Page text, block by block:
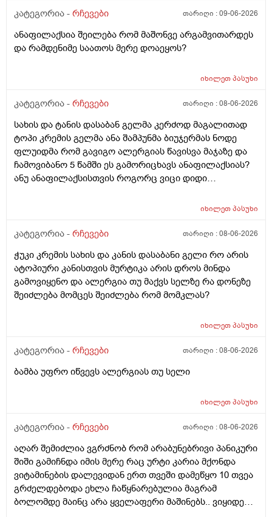
კატეგორია - რჩევები თარიღი :09-06-2026
ანაფილაქსია შეილება რომ მაშონვე არგამვითარდეს
და რამდენიმე საათოს მერე დოაეყოს?
იხილეთპასუხი
კატეგორია - რჩევები თარიღი :08-06-2026
სახის და ტანის დასაბან გელმა კერძოდ მაგალითად
ტოპი კრემის გელმა ანა შამპუნმა ბიუჯერმას ნოდე
ფლუიდმა რომ გავიგო ალერგიას წავისვა მაჯაზე და
ჩამოვიბანო 5 წამში ეს გამორიცხავს ანაფილაქსიას?
ანუ ანაფილაქსისთვის როგორც ვიცი დიდი
ანაფილაქცია განვითარდეს სწორია? ანუ იმ
კონკრეტული რაღაც ნივთიერების მიმართ ეს ტესტი
ტესტი დიდი დიდი გამოყაროს ხო?
იხილეთპასუხი
კატეგორია - რჩევები თარიღი :08-06-2026
ჭუკი კრემის სახის და კანის დასაბანი გელი რო არის
ატოპიური კანისთვის მურტიკა არის დროს მინდა
გამოვიყენო და ალერგია თუ მაქვს სელზე რა დონეზე
შეიძლება მომცეს შეიძლება რომ მომკლას?
იხილეთპასუხი
კატეგორია - რჩევები თარიღი :08-06-2026
ბამბა უფრო იწვევს ალერგიას თუ სელი
იხილეთპასუხი
კატეგორია - რჩევები თარიღი :08-06-2026
აღარ შემიძლია ვგრძნობ რომ არაბუნებრივი პანიკური
შიში გამიჩნდა იმის მერე რაც ურტი კარია მქონდა
ვიტამინების დალევიდან ერთ თვეში დამეწყო 10 თვეა
გრძელდებოდა ეხლა ჩაწყნარებულია მაგრამ
ბოლომდე მაინც არა ყველაფერი მაშინებს.. ვიყიდე